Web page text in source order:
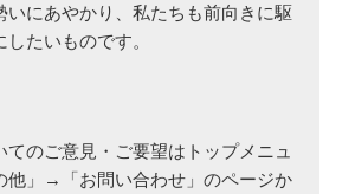
いにあやかり、私たちも前向きに駆
たいものです。
てのご意見・ご要望はトップメニュ
他」→「お問い合わせ」のページか